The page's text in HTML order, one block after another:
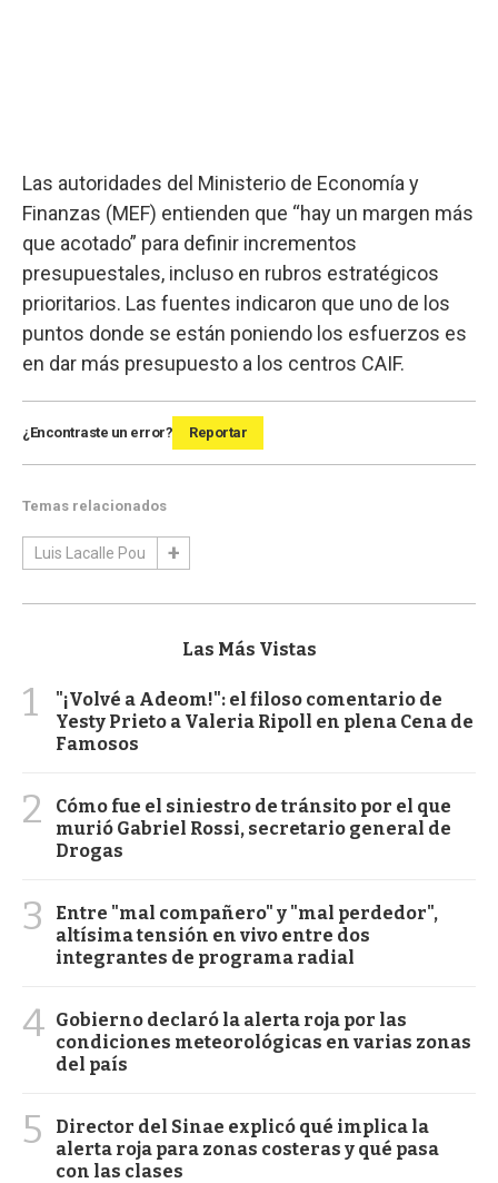
Las autoridades del Ministerio de Economía y
Finanzas (MEF) entienden que “hay un margen más
que acotado” para definir incrementos
presupuestales, incluso en rubros estratégicos
prioritarios. Las fuentes indicaron que uno de los
puntos donde se están poniendo los esfuerzos es
en dar más presupuesto a los centros CAIF.
¿Encontraste un error? Reportar
Temas relacionados
Luis Lacalle Pou
Las Más Vistas
1
"¡Volvé a Adeom!": el filoso comentario de
Yesty Prieto a Valeria Ripoll en plena Cena de
Famosos
2
Cómo fue el siniestro de tránsito por el que
murió Gabriel Rossi, secretario general de
Drogas
3
Entre "mal compañero" y "mal perdedor",
altísima tensión en vivo entre dos
integrantes de programa radial
4 Gobierno declaró la alerta roja por las
condiciones meteorológicas en varias zonas
del país
5
Director del Sinae explicó qué implica la
alerta roja para zonas costeras y qué pasa
con las clases